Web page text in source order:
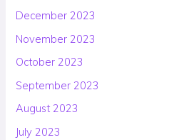
December 2023
November 2023
October 2023
September 2023
August 2023
July 2023